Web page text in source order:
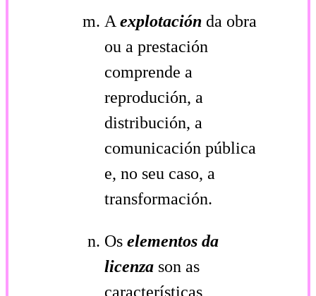
A explotación da obra
ou a prestación
comprende a
reprodución, a
distribución, a
comunicación pública
e, no seu caso, a
transformación.
Os elementos da
licenza son as
características